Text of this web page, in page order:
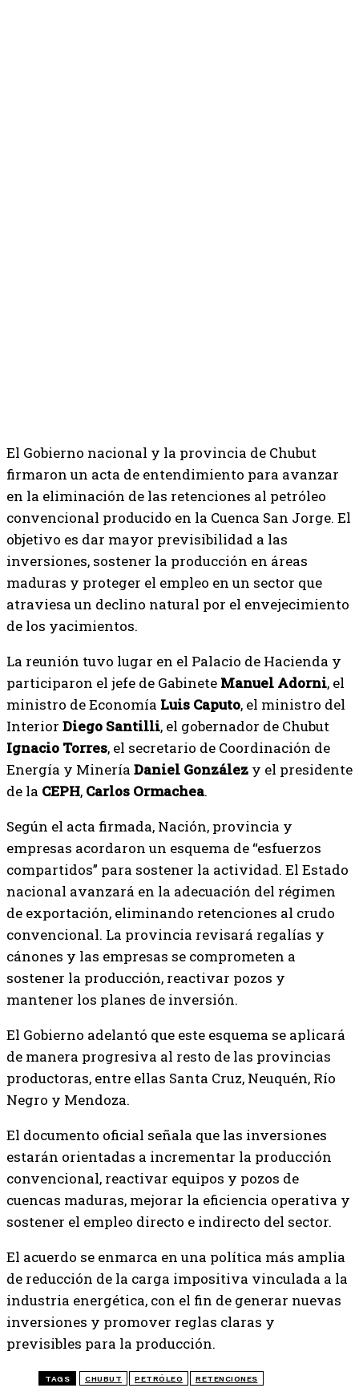
El Gobierno nacional y la provincia de Chubut
firmaron un acta de entendimiento para avanzar
en la eliminación de las retenciones al petróleo
convencional producido en la Cuenca San Jorge. El
objetivo es dar mayor previsibilidad a las
inversiones, sostener la producción en áreas
maduras y proteger el empleo en un sector que
atraviesa un declino natural por el envejecimiento
de los yacimientos.
La reunión tuvo lugar en el Palacio de Hacienda y
participaron el jefe de Gabinete Manuel Adorni, el
ministro de Economía Luis Caputo, el ministro del
Interior Diego Santilli, el gobernador de Chubut
Ignacio Torres, el secretario de Coordinación de
Energía y Minería Daniel González y el presidente
de la CEPH, Carlos Ormachea.
Según el acta firmada, Nación, provincia y
empresas acordaron un esquema de “esfuerzos
compartidos” para sostener la actividad. El Estado
nacional avanzará en la adecuación del régimen
de exportación, eliminando retenciones al crudo
convencional. La provincia revisará regalías y
cánones y las empresas se comprometen a
sostener la producción, reactivar pozos y
mantener los planes de inversión.
El Gobierno adelantó que este esquema se aplicará
de manera progresiva al resto de las provincias
productoras, entre ellas Santa Cruz, Neuquén, Río
Negro y Mendoza.
El documento oficial señala que las inversiones
estarán orientadas a incrementar la producción
convencional, reactivar equipos y pozos de
cuencas maduras, mejorar la eficiencia operativa y
sostener el empleo directo e indirecto del sector.
El acuerdo se enmarca en una política más amplia
de reducción de la carga impositiva vinculada a la
industria energética, con el fin de generar nuevas
inversiones y promover reglas claras y
previsibles para la producción.
TAGS CHUBUT PETRÓLEO RETENCIONES